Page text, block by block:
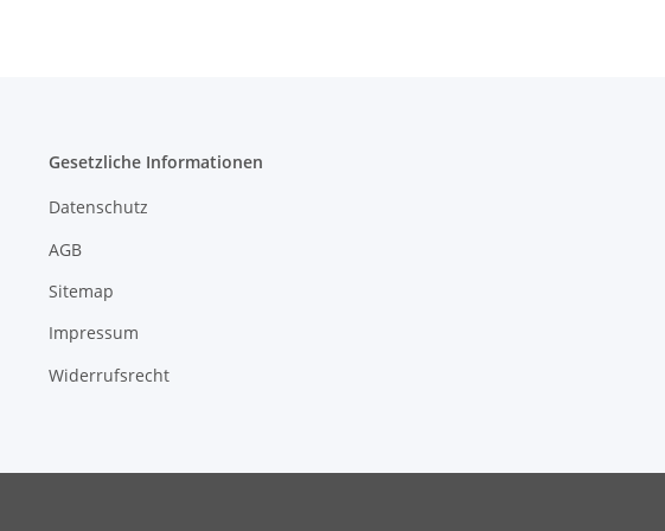
Gesetzliche Informationen
Datenschutz
AGB
Sitemap
Impressum
Widerrufsrecht